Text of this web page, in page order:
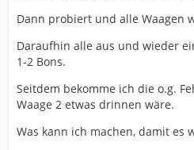
Dann probiert und alle Waagen
Daraufhin alle aus und wieder
1-2 Bons.
Seitdem bekomme ich die o.g.
Waage 2 etwas drinnen wäre.
Was kann ich machen, damit es